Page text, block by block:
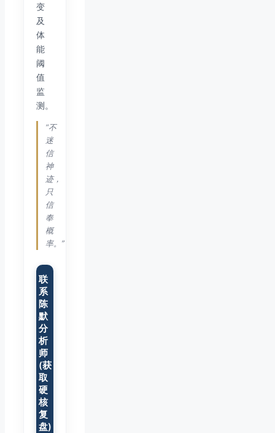
变
及
体
能
阈
值
监
测。
“不
迷
信
神
迹，
只
信
奉
概
率。”
联
系
陈
默
分
析
师
(获
取
硬
核
复
盘)